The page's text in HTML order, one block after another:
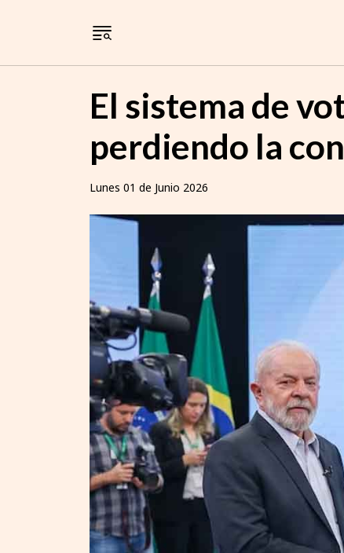
El sistema de
perdiendo la
Lunes 01 de Junio 2026